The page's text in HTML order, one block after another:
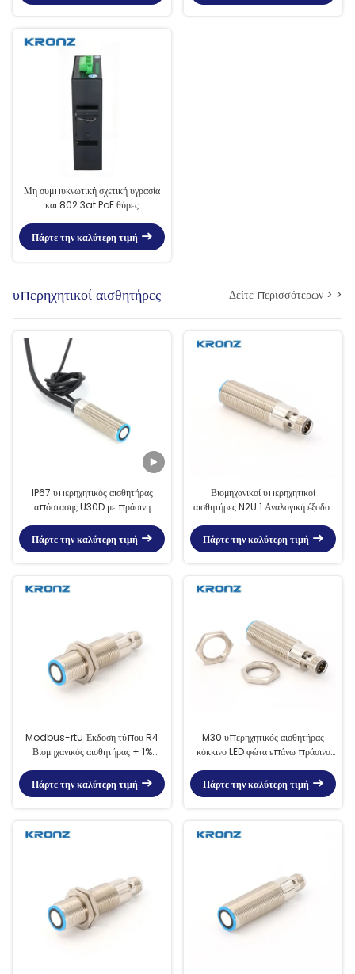
Μη συμπυκνωτική σχετική υγρασία
και 802.3at PoE θύρες
Πάρτε την καλύτερη τιμή
υπερηχητικοί αισθητήρες Δείτε περισσότερων > >
IP67 υπερηχητικός αισθητήρας
απόστασης U30D με πράσινη
Πάρτε την καλύτερη τιμή
Βιομηχανικοί υπερηχητικοί
αισθητήρες N2U 1 Αναλογική έξοδος
Πάρτε την καλύτερη τιμή
Modbus-rtu Έκδοση τύπου R4
Βιομηχανικός αισθητήρας ± 1%
και παρακολούθηση
Πάρτε την καλύτερη τιμή
M30 υπερηχητικός αισθητήρας
κόκκινο LED φώτα επάνω πράσινο
εύρος αισθητήρα
Πάρτε την καλύτερη τιμή